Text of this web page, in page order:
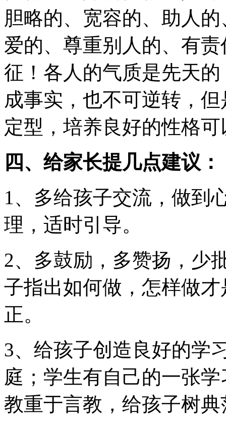
胆略的、宽容的、助人
爱的、尊重别人的、有
征！各人的气质是先天
成事实，也不可逆转，
定型，培养良好的性格
四、给家长提几点建议：
1、多给孩子交流，做到
理，适时引导。
2、多鼓励，多赞扬，少
子指出如何做，怎样做
正。
3、给孩子创造良好的学
庭；学生有自己的一张
教重于言教，给孩子树典